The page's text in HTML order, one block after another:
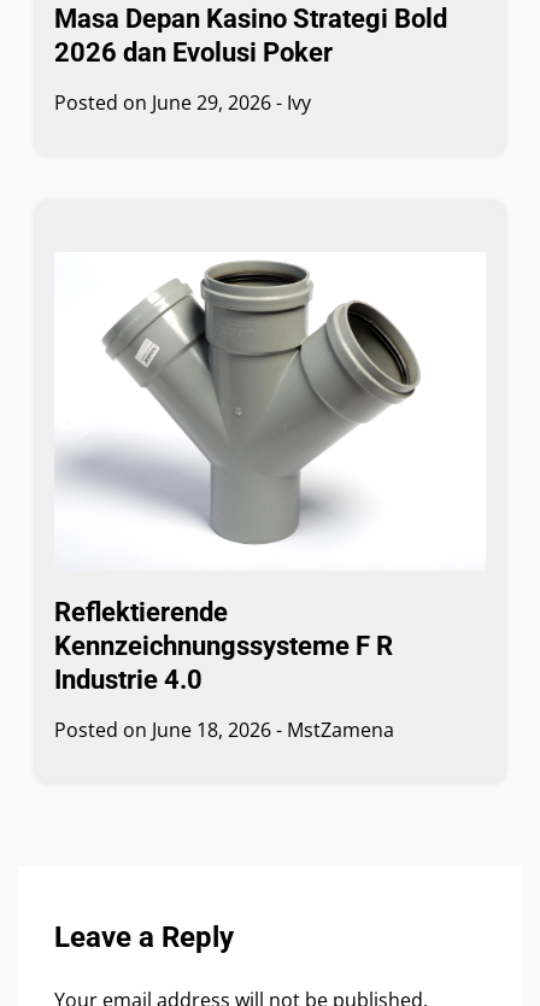
Masa Depan Kasino Strategi Bold
2026 dan Evolusi Poker
Posted on June 29, 2026- Ivy
Reflektierende
Kennzeichnungssysteme F R
Industrie 4.0
Posted on June 18, 2026- MstZamena
Leave a Reply
Your email address will not be published.